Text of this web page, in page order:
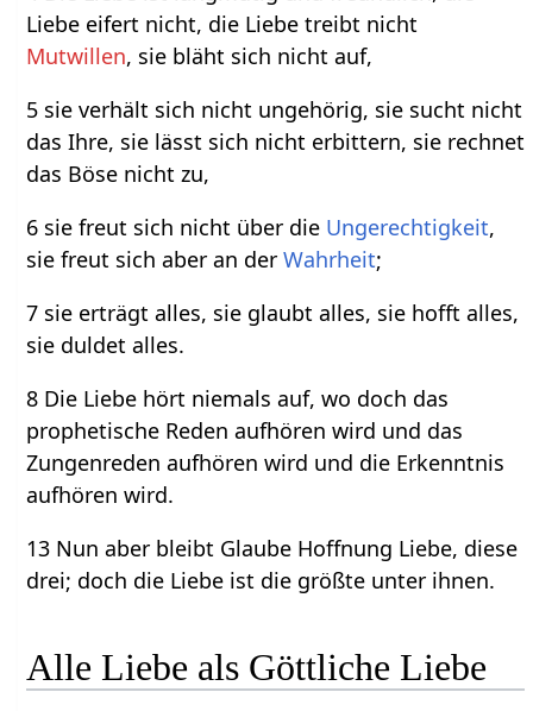
Liebe eifert nicht, die Liebe treibt nicht
Mutwillen, sie bläht sich nicht auf,
5 sie verhält sich nicht ungehörig, sie sucht nicht
das Ihre, sie lässt sich nicht erbittern, sie rechnet
das Böse nicht zu,
6 sie freut sich nicht über die Ungerechtigkeit,
sie freut sich aber an derWahrheit;
7 sie erträgt alles, sie glaubt alles, sie hofft alles,
sie duldet alles.
8 Die Liebe hört niemals auf, wo doch das
prophetische Reden aufhören wird und das
Zungenreden aufhören wird und die Erkenntnis
aufhören wird.
13 Nun aber bleibt Glaube Hoffnung Liebe, diese
drei; doch die Liebe ist die größte unter ihnen.
Alle Liebe als Göttliche Liebe